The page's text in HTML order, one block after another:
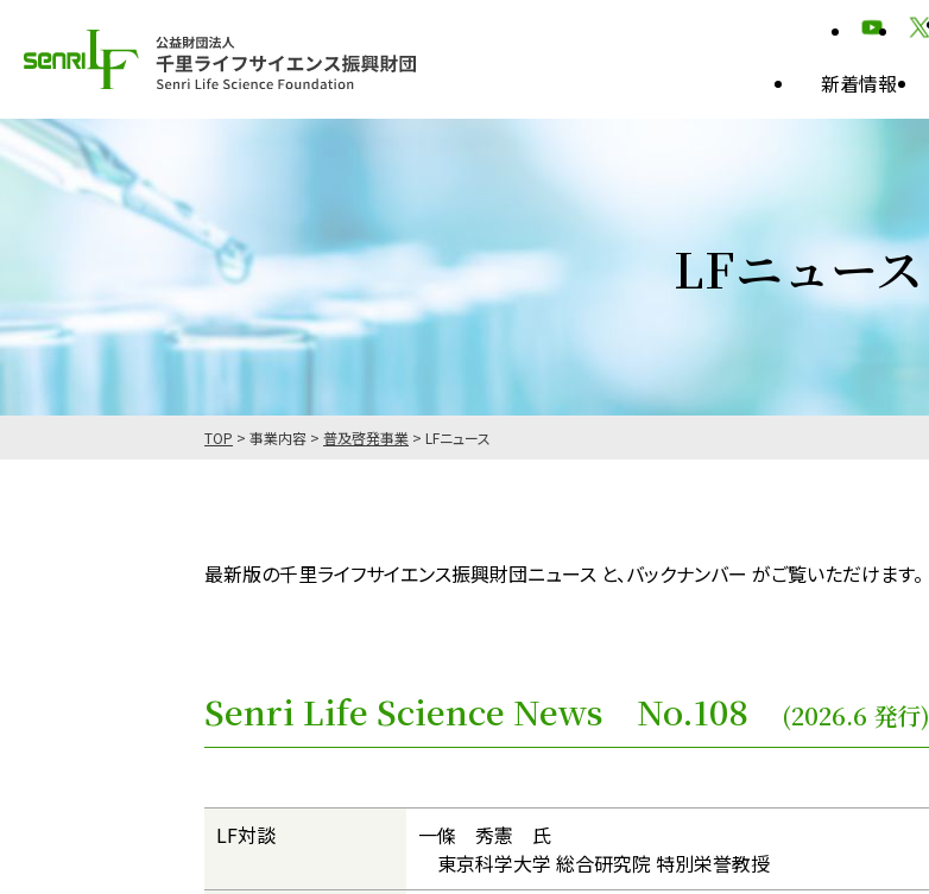
新着情報
LFニュース
TOP > 事業内容 > 普及啓発事業 > LFニュース
最新版の千里ライフサイエンス振興財団ニュース と、バックナンバー がご覧いただけます。
Senri Life Science News No.108 (2026.6 発行)
LF対談
一條 秀憲 氏
東京科学大学 総合研究院 特別栄誉教授